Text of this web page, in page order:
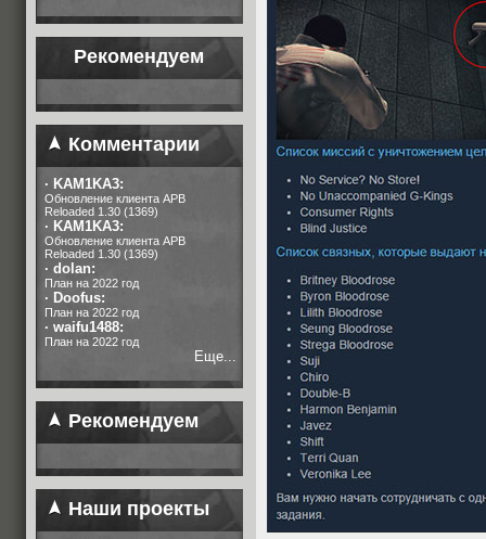
Рекомендуем
Комментарии
· KAM1KA3:
Обновление клиента APB
Reloaded 1.30 (1369)
· KAM1KA3:
Обновление клиента APB
Reloaded 1.30 (1369)
· dolan:
План на 2022 год
· Doofus:
План на 2022 год
· waifu1488:
План на 2022 год
Еще...
Рекомендуем
Наши проекты